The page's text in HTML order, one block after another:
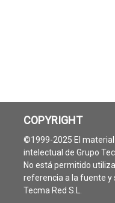
COPYRIGHT
©1999-2025 El material
intelectual de Grupo
No está permitido
referencia a la fuente y
Tecma Red S.L.